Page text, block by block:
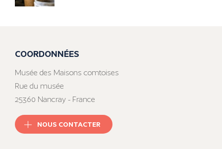
COORDONNÉES
Musée des Maisons comtoises
Rue du musée
25360 Nancray - France
NOUS CONTACTER